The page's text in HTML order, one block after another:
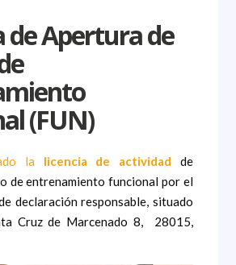
de Apertura de
(FUN)
la licencia de actividad de
de entrenamiento funcional por el
declaración responsable, situado
Cruz de Marcenado 8, 28015,